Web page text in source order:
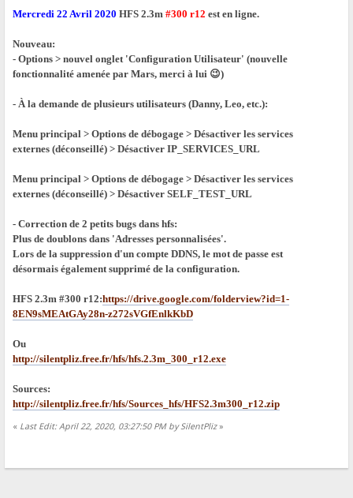
Mercredi 22 Avril 2020 HFS 2.3m#300 r12 est en ligne.
Nouveau:
- Options > nouvel onglet 'Configuration Utilisateur' (nouvelle
fonctionnalité amenée par Mars, merci à lui 😉)
- À la demande de plusieurs utilisateurs (Danny, Leo, etc.):
Menu principal > Options de débogage > Désactiver les services
externes (déconseillé) > Désactiver IP_SERVICES_URL
Menu principal > Options de débogage > Désactiver les services
externes (déconseillé) > Désactiver SELF_TEST_URL
- Correction de 2 petits bugs dans hfs:
Plus de doublons dans 'Adresses personnalisées'.
Lors de la suppression d'un compte DDNS, le mot de passe est
désormais également supprimé de la configuration.
HFS 2.3m #300 r12:https://drive.google.com/folderview?id=1-
8EN9sMEAtGAy28n-z272sVGfEnlkKbD
Ou
http://silentpliz.free.fr/hfs/hfs.2.3m_300_r12.exe
Sources:
http://silentpliz.free.fr/hfs/Sources_hfs/HFS2.3m300_r12.zip
« Last Edit: April 22, 2020, 03:27:50 PM by SilentPliz»